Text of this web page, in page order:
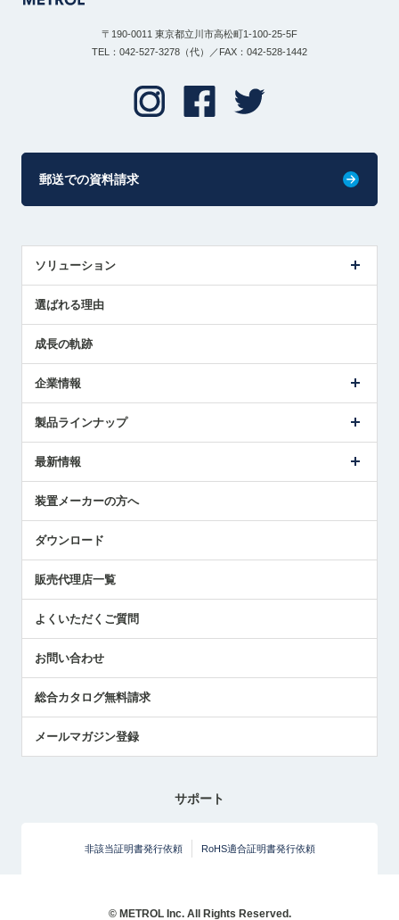
〒190-0011 東京都立川市高松町1-100-25-5F
TEL：042-527-3278（代）／FAX：042-528-1442
郵送での資料請求
ソリューション
解決策提案
選ばれる理由
成長の軌跡
企業情報
ごあいさつ
受賞履歴
採用情報
国/地域/言語
製品ラインナップ
ツールセッタ製品
エアマイクロセンサ製品
最新情報
メトロールの技術
社員ブログ
中小企業のBCP地震対策
センサのテクニカルガイド
社長ブログ
装置メーカーの方へ
ダウンロード
販売代理店一覧
よくいただくご質問
お問い合わせ
総合カタログ無料請求
メールマガジン登録
サポート
非該当証明書発行依頼 RoHS適合証明書発行依頼
© METROL Inc. All Rights Reserved.